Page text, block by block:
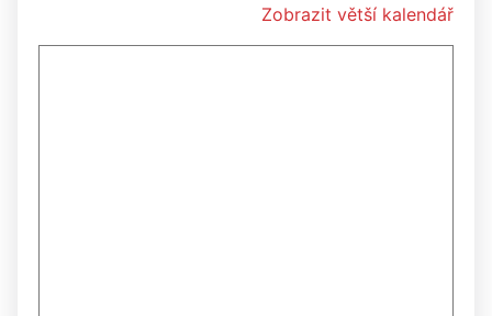
Zobrazit větší kalendář